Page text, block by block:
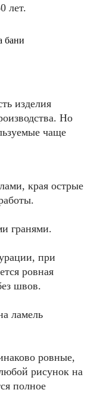
лет.
изделия
Но
чаще
края острые
гранями.
при
ровная
швов.
ламель
ровные,
рисунок на
полное